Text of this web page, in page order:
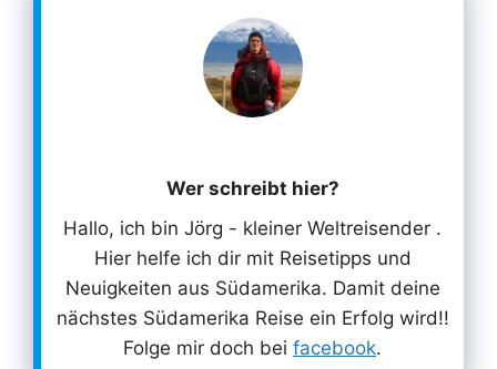
Wer schreibt hier?
Hallo, ich bin Jörg - kleiner Weltreisender .
Hier helfe ich dir mit Reisetipps und
Neuigkeiten aus Südamerika. Damit deine
nächstes Südamerika Reise ein Erfolg wird!!
Folge mir doch bei facebook.